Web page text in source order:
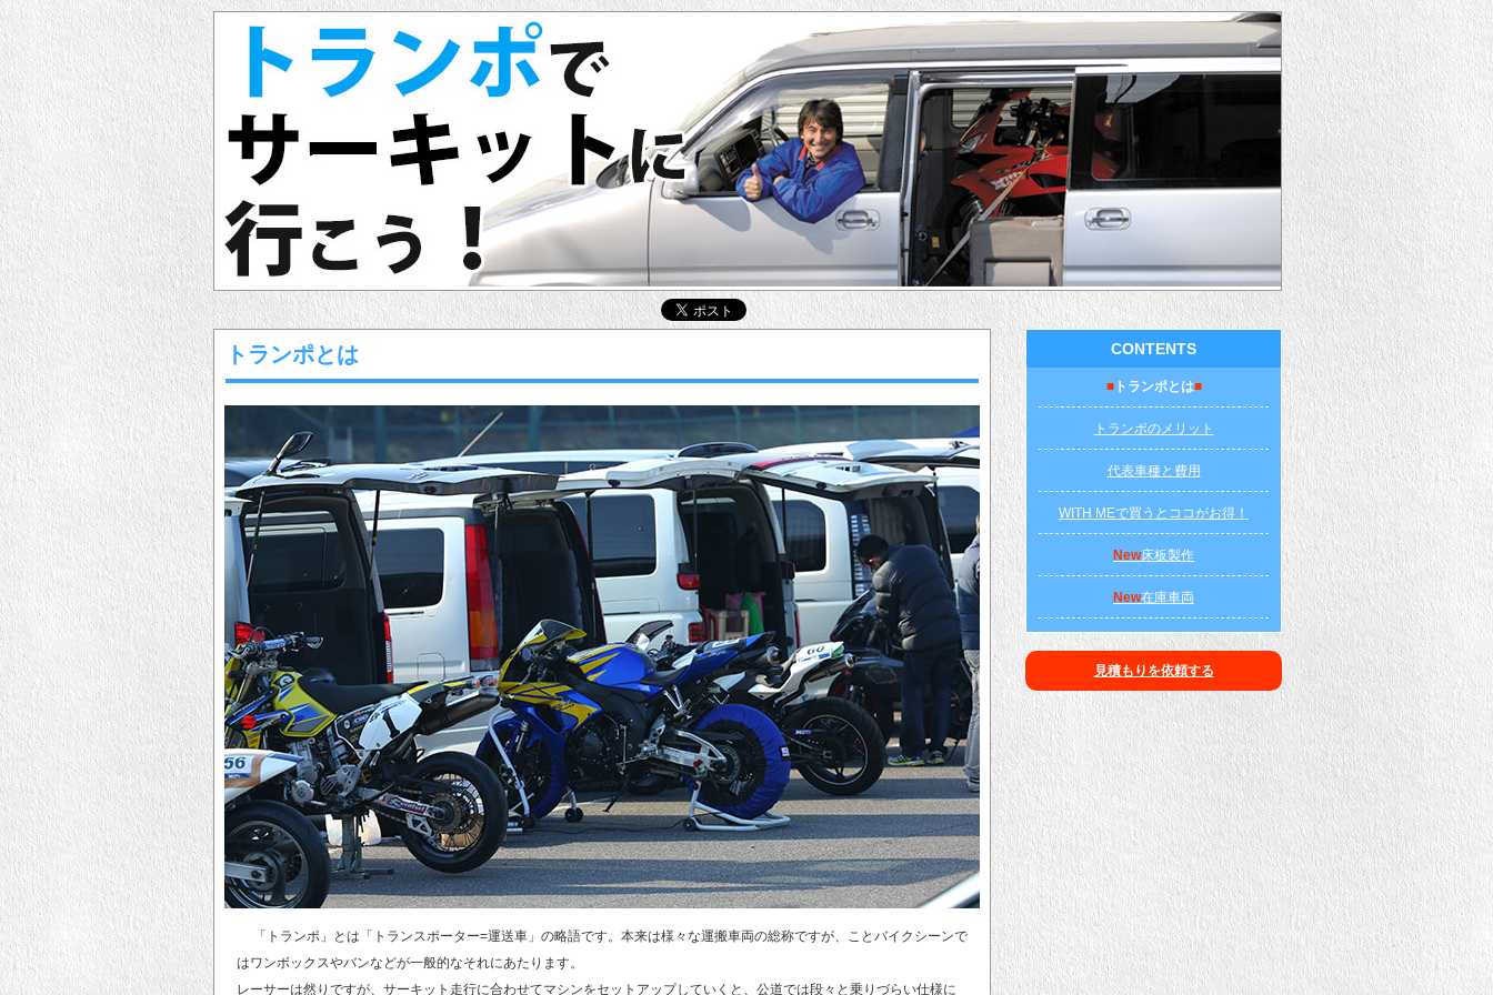
トランポとは
「トランポ」とは「トランスポーター=運送車」の略語です。本来は様々な運搬車両の総称ですが、ことバイクシーンで
はワンボックスやバンなどが一般的なそれにあたります。
レーサーは然りですが、サーキット走行に合わせてマシンをセットアップしていくと、公道では段々と乗りづらい仕様に
CONTENTS
■トランポとは■
トランポのメリット
代表車種と費用
WITH MEで買うとココがお得！
New床板製作
New在庫車両
見積もりを依頼する